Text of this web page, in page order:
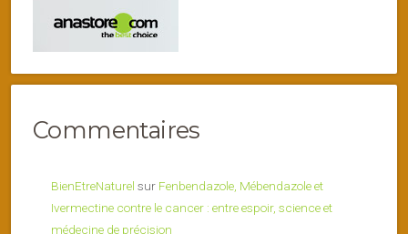
Commentaires
BienEtreNaturel sur Fenbendazole, Mébendazole et
Ivermectine contre le cancer : entre espoir, science et
médecine de précision